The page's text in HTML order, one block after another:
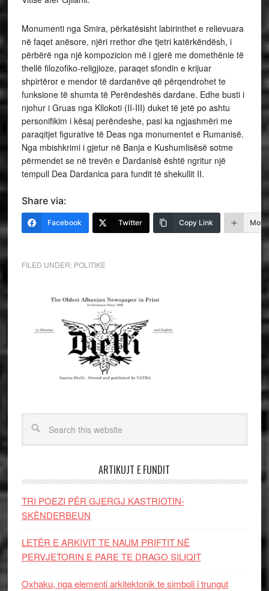
Monumenti nga Smira, përkatësisht labirinthet e relievuara
në faqet anësore, njëri rrethor dhe tjetri katërkëndësh, i
përbërë nga një kompozicion më i gjerë me domethënie të
thellë filozofiko-religjioze, paraqet sfondin e krijuar
shpirtëror e mendor të dardanëve që përqendrohet te
funksione të shumta të Perëndeshës dardane. Edhe busti i
njohur i Gruas nga Kllokoti (II-III) duket të jetë po ashtu
personifikim i kësaj perëndeshe, pasi ka ngjashmëri me
paraqitjet figurative të Deas nga monumentet e Rumanisë.
Nga mbishkrimi i gjetur në Banja e Kushumlisësë sotme
përmendet se në trevën e Dardanisë është ngritur një
tempull Dea Dardanica para fundit të shekullit II.
Share via:
Facebook Twitter Copy Link More
FILED UNDER: POLITIKE
ARTIKUJT E FUNDIT
TRI POEZI PËR GJERGJ KASTRIOTIN-
SKËNDERBEUN
LETËR E ARKIVIT TE NAUM PRIFTIT NË
PERVJETORIN E PARE TE DRAGO SILIQIT
Oxhaku, nga elementi arkitektonik te simboli i trungut